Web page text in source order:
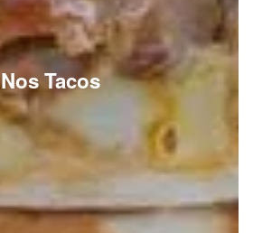
Nos Tacos